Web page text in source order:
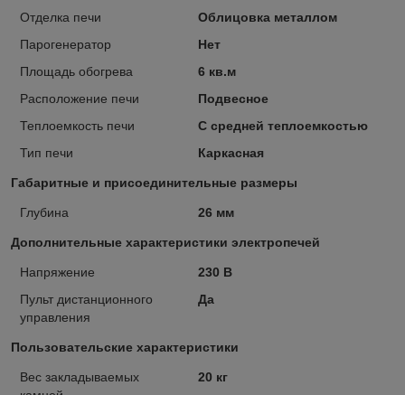
Отделка печи
Облицовка металлом
Парогенератор
Нет
Площадь обогрева
6 кв.м
Расположение печи
Подвесное
Теплоемкость печи
С средней теплоемкостью
Тип печи
Каркасная
Габаритные и присоединительные размеры
Глубина 26 мм
Дополнительные характеристики электропечей
Напряжение
230 В
Пульт дистанционного
управления
Да
Пользовательские характеристики
Вес закладываемых
20 кг